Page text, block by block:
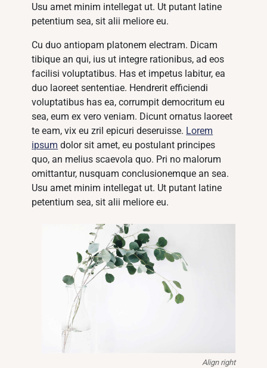
Usu amet minim intellegat ut. Ut putant latine
petentium sea, sit alii meliore eu.
Cu duo antiopam platonem electram. Dicam
tibique an qui, ius ut integre rationibus, ad eos
facilisi voluptatibus. Has et impetus labitur, ea
duo laoreet sententiae. Hendrerit efficiendi
voluptatibus has ea, corrumpit democritum eu
sea, eum ex vero veniam. Dicunt ornatus laoreet
te eam, vix eu zril epicuri deseruisse. Lorem
ipsum dolor sit amet, eu postulant principes
quo, an melius scaevola quo. Pri no malorum
omittantur, nusquam conclusionemque an sea.
Usu amet minim intellegat ut. Ut putant latine
petentium sea, sit alii meliore eu.
Align right